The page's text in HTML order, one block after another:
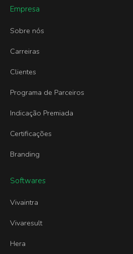
Empresa
Sobre nós
Carreiras
Clientes
Programa de Parceiros
Indicação Premiada
Certificações
Branding
Softwares
Vivaintra
Vivaresult
Hera